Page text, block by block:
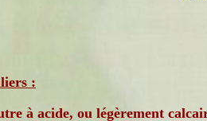
:
à acide, ou légèrement